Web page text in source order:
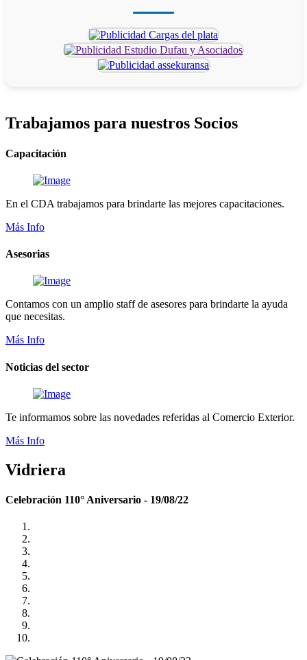
Trabajamos para nuestros Socios
Capacitación
En el CDA trabajamos para brindarte las mejores capacitaciones.
Más Info
Asesorias
Contamos con un amplio staff de asesores para brindarte la ayuda
que necesitas.
Más Info
Noticias del sector
Te informamos sobre las novedades referidas al Comercio Exterior.
Más Info
Vidriera
Celebración 110° Aniversario - 19/08/22